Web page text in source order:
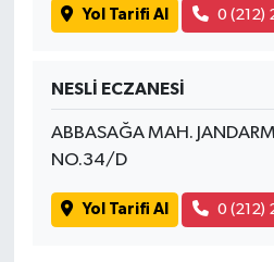
Yol Tarifi Al 0 (212)
NESLİ ECZANESİ
ABBASAĞA MAH.
NO.34/D
Yol Tarifi Al 0 (212)